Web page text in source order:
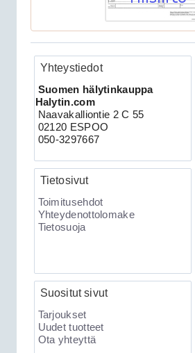
279.00€
CAN 3903V
Clifford 330X2
ultraääniliikeilmaisin
XKLoader2
Yhteystiedot
Suomen hälytinkauppa
Halytin.com
Naavakalliontie 2 C 55
02120 ESPOO
050-3297667
Tietosivut
Toimitusehdot
Yhteydenottolomake
Tietosuoja
Suositut sivut
Tarjoukset
Uudet tuotteet
Ota yhteyttä